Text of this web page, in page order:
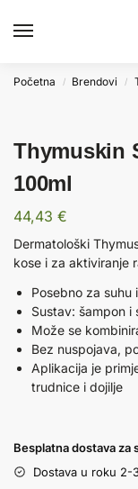
Početna / Brendovi /
Thymuskin
100ml
44,43 €
Dermatološki
kose i za aktiviranje
Posebno za suhu
Sustav: šampon i
Može se
Bez nuspojava,
Aplikacija je
trudnice i dojilje
Besplatna dostava za
Dostava u roku 2-